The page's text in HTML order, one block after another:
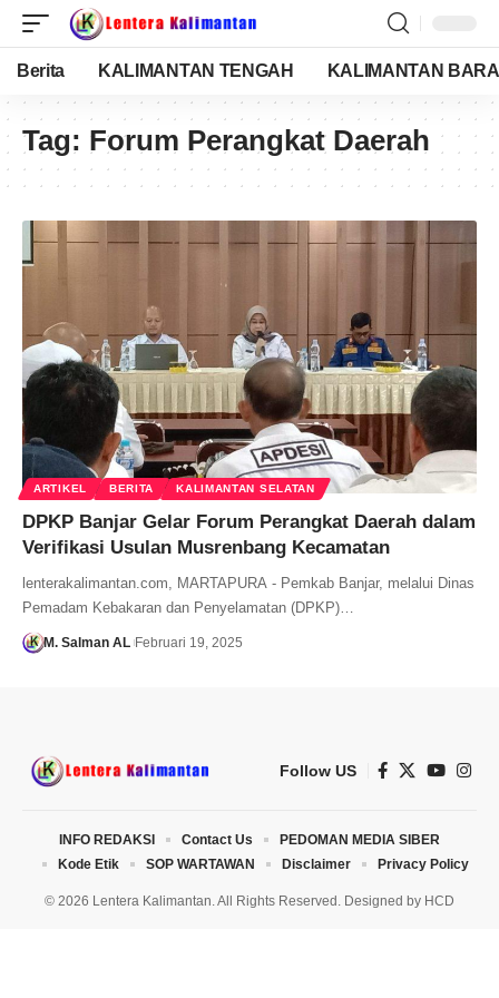
Berita KALIMANTAN TENGAH KALIMANTAN
Tag: Forum Perangkat Daerah
ARTIKEL BERITA KALIMANTAN SELATAN
DPKP Banjar Gelar Forum Perangkat Daerah dalam
Verifikasi Usulan Musrenbang Kecamatan
lenterakalimantan.com, MARTAPURA - Pemkab Banjar, melalui Dinas
Pemadam Kebakaran dan Penyelamatan (DPKP)…
M. Salman AL Februari 19, 2025
Follow US
© 2026 Lentera Kalimantan. All Rights Reserved. Designed by HCD
INFO REDAKSI Contact Us
PEDOMAN MEDIA SIBER
Kode Etik
SOP WARTAWAN Disclaimer Privacy Policy